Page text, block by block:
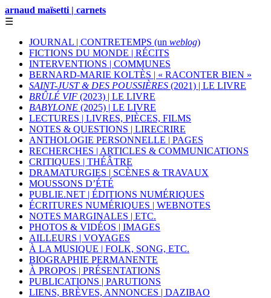
arnaud maïsetti | carnets
☰
JOURNAL | CONTRETEMPS (un weblog)
FICTIONS DU MONDE | RÉCITS
INTERVENTIONS | COMMUNES
BERNARD-MARIE KOLTÈS | « RACONTER BIEN »
SAINT-JUST & DES POUSSIÈRES (2021) | LE LIVRE
BRÛLÉ VIF (2023) | LE LIVRE
BABYLONE (2025) | LE LIVRE
LECTURES | LIVRES, PIÈCES, FILMS
NOTES & QUESTIONS | LIRECRIRE
ANTHOLOGIE PERSONNELLE | PAGES
RECHERCHES | ARTICLES & COMMUNICATIONS
CRITIQUES | THÉÂTRE
DRAMATURGIES | SCÈNES & TRAVAUX
MOUSSONS D’ÉTÉ
PUBLIE.NET | ÉDITIONS NUMÉRIQUES
ÉCRITURES NUMÉRIQUES | WEBNOTES
NOTES MARGINALES | ETC.
PHOTOS & VIDÉOS | IMAGES
AILLEURS | VOYAGES
À LA MUSIQUE | FOLK, SONG, ETC.
BIOGRAPHIE PERMANENTE
À PROPOS | PRÉSENTATIONS
PUBLICATIONS | PARUTIONS
LIENS, BRÈVES, ANNONCES | DAZIBAO